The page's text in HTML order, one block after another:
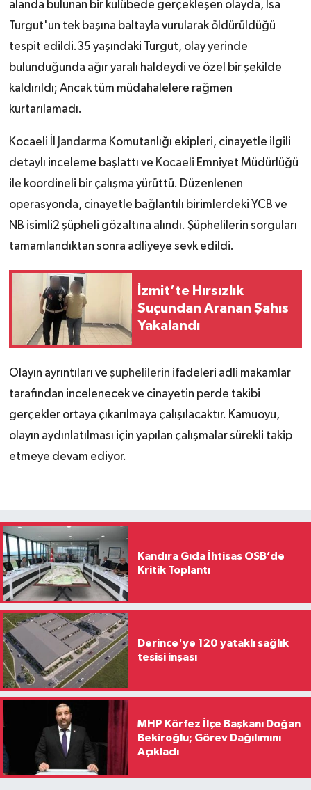
alanda bulunan bir kulübede gerçekleşen olayda, İsa
Turgut'un tek başına baltayla vurularak öldürüldüğü
tespit edildi.35 yaşındaki Turgut, olay yerinde
bulunduğunda ağır yaralı haldeydi ve özel bir şekilde
kaldırıldı; Ancak tüm müdahalelere rağmen
kurtarılamadı.
Kocaeli İl Jandarma Komutanlığı ekipleri, cinayetle ilgili
detaylı inceleme başlattı ve Kocaeli Emniyet Müdürlüğü
ile koordineli bir çalışma yürüttü. Düzenlenen
operasyonda, cinayetle bağlantılı birimlerdeki YCB ve
NB isimli2 şüpheli gözaltına alındı. Şüphelilerin sorguları
tamamlandıktan sonra adliyeye sevk edildi.
İzmit’te Hırsızlık
Suçundan Aranan Şahıs
Yakalandı
Olayın ayrıntıları ve şuphelilerin ifadeleri adli makamlar
tarafından incelenecek ve cinayetin perde takibi
gerçekler ortaya çıkarılmaya çalışılacaktır. Kamuoyu,
olayın aydınlatılması için yapılan çalışmalar sürekli takip
etmeye devam ediyor.
Kandıra Gıda İhtisas OSB’de
Kritik Toplantı
Derince'ye 120 yataklı sağlık
tesisi inşası
MHP Körfez İlçe Başkanı Doğan
Bekiroğlu; Görev Dağılımını
Açıkladı